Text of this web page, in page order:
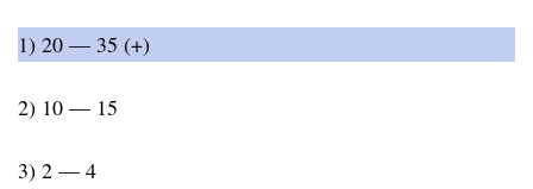
1) 20 — 35 (+)
2) 10 — 15
3) 2 — 4